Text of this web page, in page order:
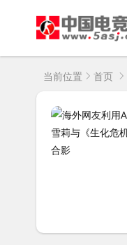
当前位置 首页